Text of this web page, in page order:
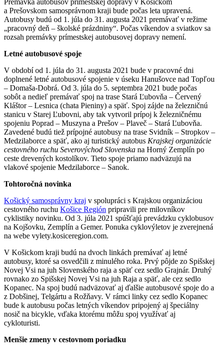
a Prešovskom samosprávnom kraji bude počas leta upravená.
Autobusy budú od 1. júla do 31. augusta 2021 premávať v režime
„pracovný deň – školské prázdniny“. Počas víkendov a sviatkov sa
rozsah premávky prímestskej autobusovej dopravy nemení.
Letné autobusové spoje
V období od 1. júla do 31. augusta 2021 bude v pracovné dni
doplnené letné autobusové spojenie v úseku Hanušovce nad Topľou
– Domaša-Dobrá. Od 3. júla do 5. septembra 2021 bude počas
sobôt a nedieľ premávať spoj na trase Stará Ľubovňa – Červený
Kláštor – Lesnica (chata Pieniny) a späť. Spoj zájde na železničnú
stanicu v Starej Ľubovni, aby tak vytvoril prípoj k železničnému
spojeniu Poprad – Muszyna a Prešov – Plaveč – Stará Ľubovňa.
Zavedené budú tiež prípojné autobusy na trase Svidník – Stropkov –
Medzilaborce a späť, ako aj turistický autobus Krajskej organizácie
cestovného ruchu Severovýchod Slovenska na Horný Zemplín po
ceste drevených kostolíkov. Tieto spoje priamo nadväzujú na
vlakové spojenie Medzilaborce – Sanok.
Tohtoročná novinka
Košický samosprávny kraj v spolupráci s Krajskou organizáciou
cestovného ruchu Košice Región pripravili pre milovníkov
cyklistiky novinku. Od 3. júla 2021 spúšťajú prevádzku cyklobusov
na Kojšovku, Zemplín a Gemer. Ponuka cyklovýletov je zverejnená
na webe vylety.kosiceregion.com.
V Košickom kraji budú na dvoch linkách premávať aj letné
autobusy, ktoré sa osvedčili z minulého roka. Prvý pôjde zo Spišskej
Novej Vsi na juh Slovenského raja a späť cez sedlo Grajnár. Druhý
rovnako zo Spišskej Novej Vsi na juh Raja a späť, ale cez sedlo
Kopanec. Na spoj budú nadväzovať aj ďalšie autobusové spoje do a
z Dobšinej, Telgártu a Rožňavy. V rámci linky cez sedlo Kopanec
bude k autobusu počas letných víkendov pripojený aj špeciálny
nosič na bicykle, vďaka ktorému môžu spoj využívať aj
cykloturisti.
Menšie zmeny v cestovnom poriadku